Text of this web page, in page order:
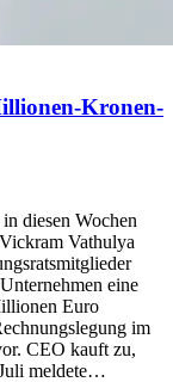
Kronen-
diesen Wochen
Vathulya
eine
Euro
im
CEO kauft zu,
meldete…